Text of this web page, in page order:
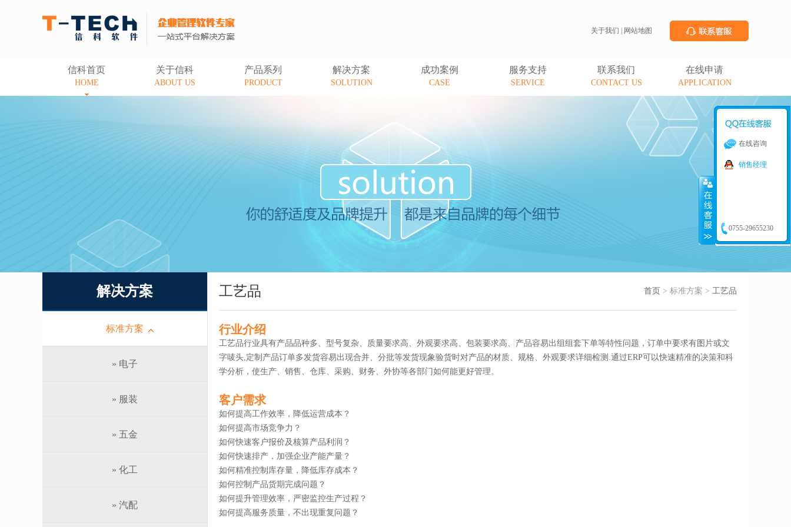
关于我们 网站地图
信科首页
HOME
关于信科
ABOUT US
产品系列
PRODUCT
解决方案
SOLUTION
成功案例
CASE
服务支持
SERVICE
联系我们
CONTACT US
在线申请
APPLICATION
解决方案
标准方案
» 电子
» 服装
» 五金
» 化工
» 汽配
首页 > 标准方案 > 工艺品
工艺品
行业介绍
工艺品行业具有产品品种多、型号复杂、质量要求高、外观要求高、包装要求高、产品容易出组组套下单等特性问题，订单中要求有图片或文
字唛头,定制产品订单多发货容易出现合并、分批等发货现象验货时对产品的材质、规格、外观要求详细检测 .通过ERP可以快速精准的决策和科
学分析，使生产、销售、仓库、采购、财务、外协等各部门如何能更好管理。
客户需求
如何提高工作效率，降低运营成本？
如何提高市场竞争力？
如何快速客户报价及核算产品利润？
如何快速排产，加强企业产能产量？
如何精准控制库存量，降低库存成本？
如何控制产品货期完成问题？
如何提升管理效率，严密监控生产过程？
如何提高服务质量，不出现重复问题？
在线咨询
销售经理
0755-29655230